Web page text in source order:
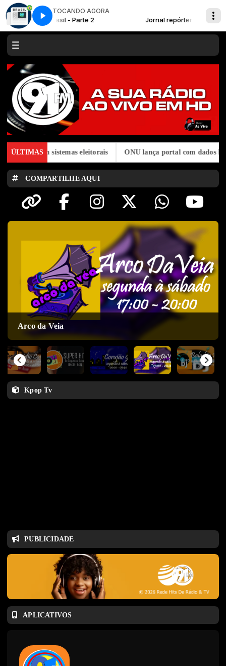
NEWS com PATRÍCIA SILVA WEB NEWS com PATRÍCIA
TOCANDO AGORA
repórter Brasil - Parte 2 Jornal repórter Brasil - Parte 2
ÚLTIMAS
em sistemas eleitorais ONU lança portal com dados
COMPARTILHE AQUI
Arco da Veia
Kpop Tv
PUBLICIDADE
APLICATIVOS